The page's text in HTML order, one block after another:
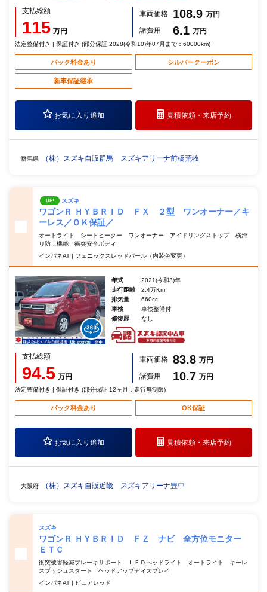
支払総額
115 万円
車両価格 108.9 万円
諸費用
6.1 万円
法定整備付き | 保証付き (部分保証 2028(令和10)年07月まで：60000km)
パック料金あり シルバークーポン
新車保証継承
お気に入り追加 見積依頼・来店予約
群馬県 （株）スズキ自販群馬 スズキアリーナ前橋荒牧
UP! スズキ
ワゴンＲ ＨＹＢＲＩＤ ＦＸ ２型 ワンオーナー／キ
ーレス／ＯＫ保証／
オートライト シートヒーター ワンオーナー アイドリングストップ 横滑
り防止機能 衝突安全ボディ
インパネAT | フェニックスレッドパール（内装色変更）
年式
2021(令和3)年
走行距離
2.4万Km
排気量
660cc
車検
車検整備付
修復歴
なし
支払総額
94.5 万円
車両価格 83.8 万円
諸費用
10.7 万円
法定整備付き | 保証付き (部分保証 12ヶ月：走行無制限)
パック料金あり OK保証
お気に入り追加 見積依頼・来店予約
大阪府 （株）スズキ自販近畿 スズキアリーナ豊中
スズキ
ワゴンＲ ＨＹＢＲＩＤ ＦＺ ナビ 全方位モニター
ＥＴＣ
衝突被害軽減ブレーキサポート ＬＥＤヘッドライト オートライト キーレ
スプッシュスタート ヘッドアップディスプレイ
インパネAT | ピュアレッド